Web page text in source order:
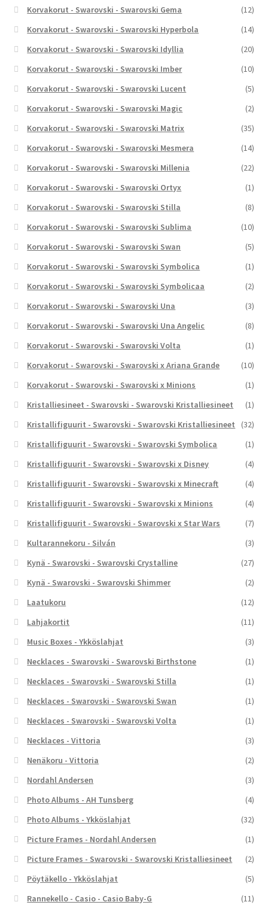
Korvakorut - Swarovski - Swarovski Gema
(12)
Korvakorut - Swarovski - Swarovski Hyperbola
(14)
Korvakorut - Swarovski - Swarovski Idyllia
(20)
Korvakorut - Swarovski - Swarovski Imber
(10)
Korvakorut - Swarovski - Swarovski Lucent
(5)
Korvakorut - Swarovski - Swarovski Magic
(2)
Korvakorut - Swarovski - Swarovski Matrix
(35)
Korvakorut - Swarovski - Swarovski Mesmera
(14)
Korvakorut - Swarovski - Swarovski Millenia
(22)
Korvakorut - Swarovski - Swarovski Ortyx
(1)
Korvakorut - Swarovski - Swarovski Stilla
(8)
Korvakorut - Swarovski - Swarovski Sublima
(10)
Korvakorut - Swarovski - Swarovski Swan
(5)
Korvakorut - Swarovski - Swarovski Symbolica
(1)
Korvakorut - Swarovski - Swarovski Symbolicaa
(2)
Korvakorut - Swarovski - Swarovski Una
(3)
Korvakorut - Swarovski - Swarovski Una Angelic
(8)
Korvakorut - Swarovski - Swarovski Volta
(1)
Korvakorut - Swarovski - Swarovski x Ariana Grande
(10)
Korvakorut - Swarovski - Swarovski x Minions
(1)
Kristalliesineet - Swarovski - Swarovski Kristalliesineet
(1)
Kristallifiguurit - Swarovski - Swarovski Kristalliesineet
(32)
Kristallifiguurit - Swarovski - Swarovski Symbolica
(1)
Kristallifiguurit - Swarovski - Swarovski x Disney
(4)
Kristallifiguurit - Swarovski - Swarovski x Minecraft
(4)
Kristallifiguurit - Swarovski - Swarovski x Minions
(4)
Kristallifiguurit - Swarovski - Swarovski x Star Wars
(7)
Kultarannekoru - Silván
(3)
Kynä - Swarovski - Swarovski Crystalline
(27)
Kynä - Swarovski - Swarovski Shimmer
(2)
Laatukoru
(12)
Lahjakortit
(11)
Music Boxes - Ykköslahjat
(3)
Necklaces - Swarovski - Swarovski Birthstone
(1)
Necklaces - Swarovski - Swarovski Stilla
(1)
Necklaces - Swarovski - Swarovski Swan
(1)
Necklaces - Swarovski - Swarovski Volta
(1)
Necklaces - Vittoria
(3)
Nenäkoru - Vittoria
(2)
Nordahl Andersen
(3)
Photo Albums - AH Tunsberg
(4)
Photo Albums - Ykköslahjat
(32)
Picture Frames - Nordahl Andersen
(1)
Picture Frames - Swarovski - Swarovski Kristalliesineet
(2)
Pöytäkello - Ykköslahjat
(5)
Rannekello - Casio - Casio Baby-G
(11)